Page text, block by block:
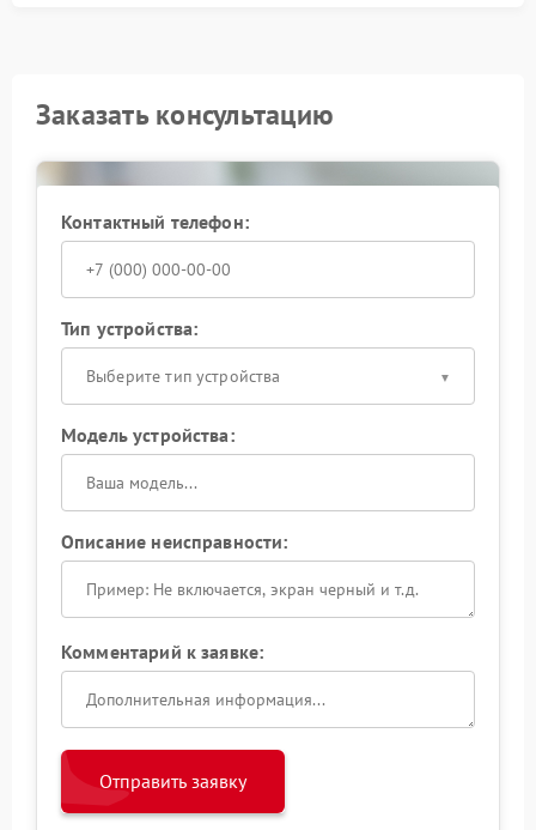
Заказать консультацию
Контактный телефон:
Тип устройства:
Выберите тип устройства
Модель устройства:
Описание неисправности:
Комментарий к заявке:
Отправить заявку